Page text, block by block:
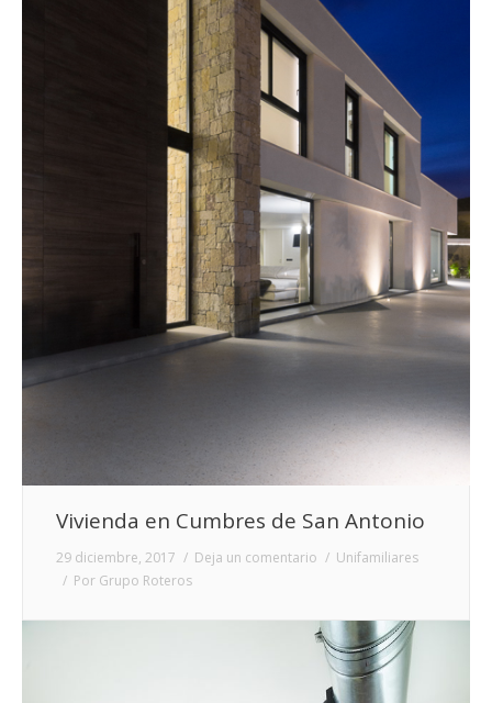
Vivienda en Cumbres de San Antonio
29 diciembre, 2017 Deja un comentario
Unifamiliares
Por Grupo Roteros